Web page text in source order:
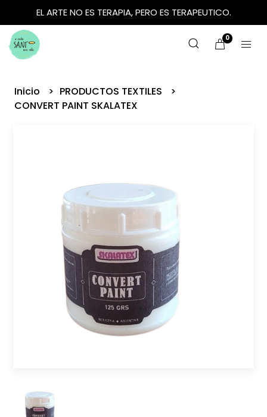
EL ARTE NO ES TERAPIA, PERO ES TERAPEUTICO.
0
Inicio
PRODUCTOS TEXTILES
CONVERT PAINT SKALATEX